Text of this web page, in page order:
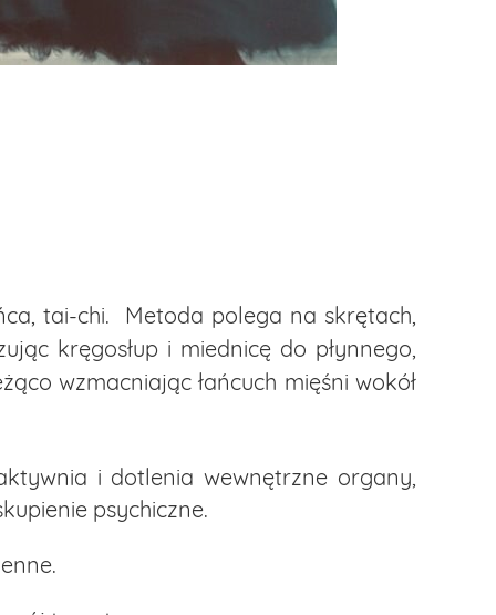
tai-chi. Metoda polega na skrętach,
kręgosłup i miednicę do płynnego,
wzmacniając łańcuch mięśni wokół
i dotlenia wewnętrzne organy,
psychiczne.